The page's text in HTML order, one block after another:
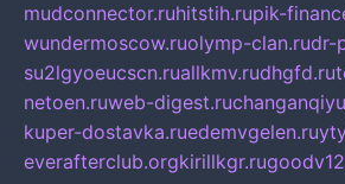
mudconnector.ruhitstih.rupik-
wundermoscow.ruolymp-clan.rudr-
su2lgyoeucscn.ruallkmv.rudhgfd.ru
netoen.ruweb-digest.ru
kuper-dostavka.ruedemvgelen.ru
everafterclub.orgkirillkgr.ru